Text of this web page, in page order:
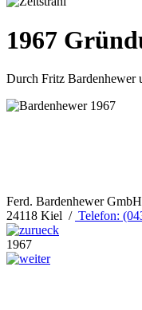
1967
Durch Fritz Bardenhewer
Ferd. Bardenhewer
24118 Kiel / Telefon:
1967